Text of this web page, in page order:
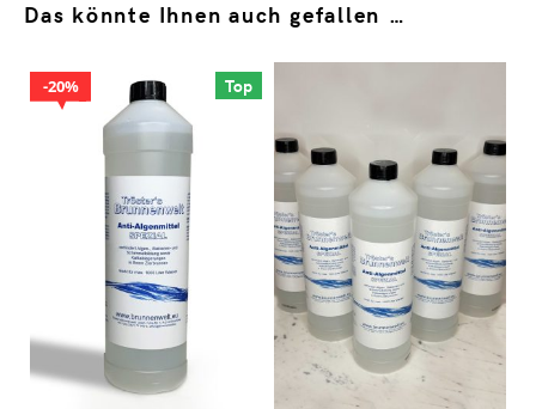
Das könnte Ihnen auch gefallen …
Top
20%